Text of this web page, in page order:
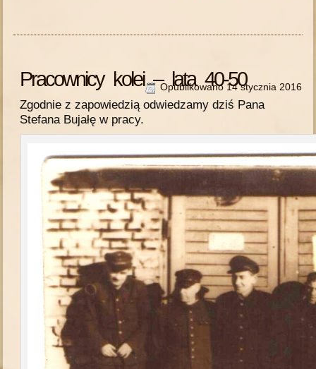
Pracownicy kolei – lata 40-50
Opublikowano 14 stycznia 2016
Zgodnie z zapowiedzią odwiedzamy dziś Pana
Stefana Bujałę w pracy.